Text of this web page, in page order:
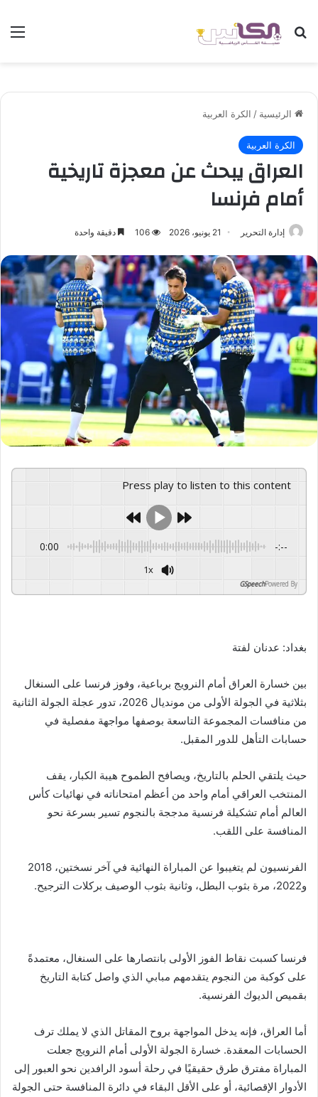
بحث عن
الرئيسية / الكرة العربية
الكرة العربية
العراق يبحث عن معجزة تاريخية
أمام فرنسا
إدارة التحرير 21 يونيو، 2026 106 دقيقة واحدة
Press play to listen to this content
0:00 -:--
1x
Powered By
GSpeech
بغداد: عدنان لفتة
بين خسارة العراق أمام النرويج برباعية، وفوز فرنسا على السنغال
بثلاثية في الجولة الأولى من مونديال 2026، تدور عجلة الجولة الثانية
من منافسات المجموعة التاسعة بوصفها مواجهة مفصلية في
حسابات التأهل للدور المقبل.
حيث يلتقي الحلم بالتاريخ، ويصافح الطموح هيبة الكبار، يقف
المنتخب العراقي أمام واحد من أعظم امتحاناته في نهائيات كأس
العالم أمام تشكيلة فرنسية مدججة بالنجوم تسير بسرعة نحو
المنافسة على اللقب.
الفرنسيون لم يتغيبوا عن المباراة النهائية في آخر نسختين، 2018
و2022، مرة بثوب البطل، وثانية بثوب الوصيف بركلات الترجيح.
فرنسا كسبت نقاط الفوز الأولى بانتصارها على السنغال، معتمدةً
على كوكبة من النجوم يتقدمهم مبابي الذي واصل كتابة التاريخ
بقميص الديوك الفرنسية.
أما العراق، فإنه يدخل المواجهة بروح المقاتل الذي لا يملك ترف
الحسابات المعقدة. خسارة الجولة الأولى أمام النرويج جعلت
المباراة مفترق طرق حقيقيًا في رحلة أسود الرافدين نحو العبور إلى
الأدوار الإقصائية، أو على الأقل البقاء في دائرة المنافسة حتى الجولة